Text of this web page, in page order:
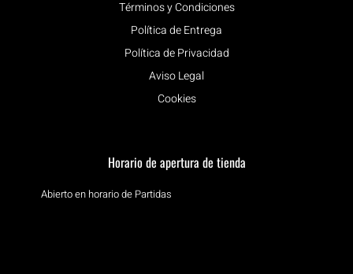
Términos y Condiciones
Política de Entrega
Política de Privacidad
Aviso Legal
Cookies
Horario de apertura de tienda
Abierto en horario de Partidas